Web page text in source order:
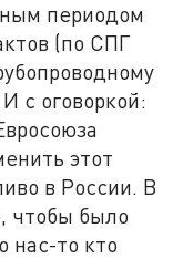
периодом
(по СПГ
с оговоркой:
этот
в России. В
чтобы было
нас-то кто